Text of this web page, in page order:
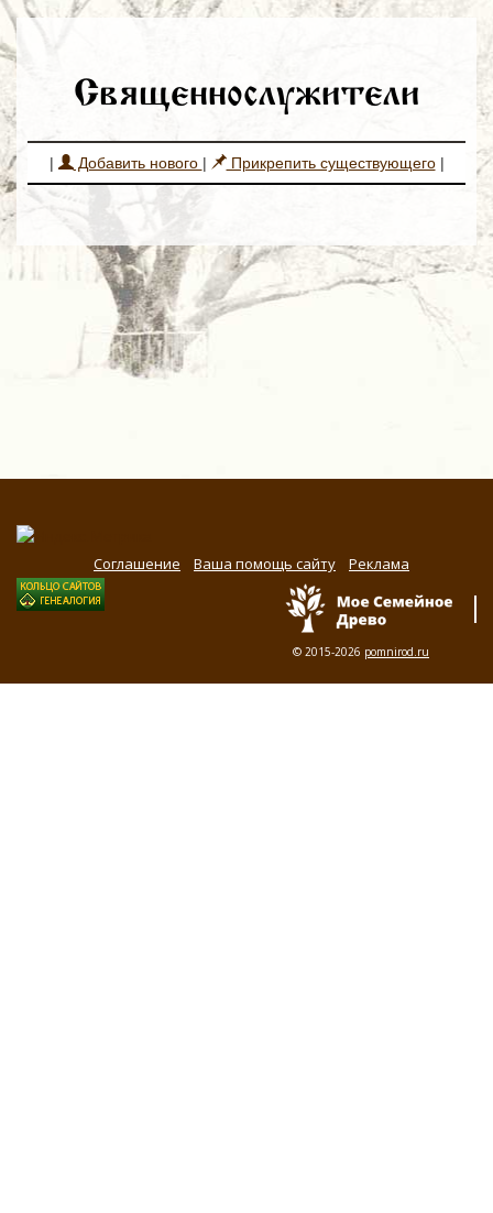
Священнослужители
| Добавить нового | Прикрепить существующего|
Соглашение Ваша помощь сайту Реклама
© 2015-2026 pomnirod.ru